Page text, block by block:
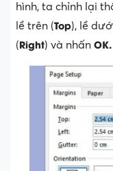
hình, ta chỉnh lại
lề trên (Top), lề
(Right) và nhấn OK.